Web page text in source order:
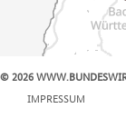
© 2026
IMPRESSUM